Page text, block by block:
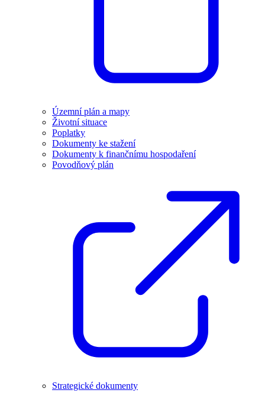
Územní plán a mapy
Životní situace
Poplatky
Dokumenty ke stažení
Dokumenty k finančnímu hospodaření
Povodňový plán
Strategické dokumenty